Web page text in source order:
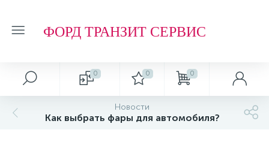
ФОРД ТРАНЗИТ СЕРВИС
0 0 0
Новости
Как выбрать фары для автомобиля?